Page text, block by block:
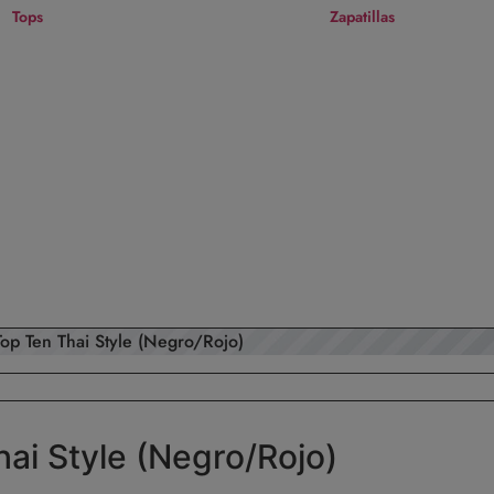
Tops Zapatillas
Ten Thai Style (Negro/Rojo)
Style (Negro/Rojo)